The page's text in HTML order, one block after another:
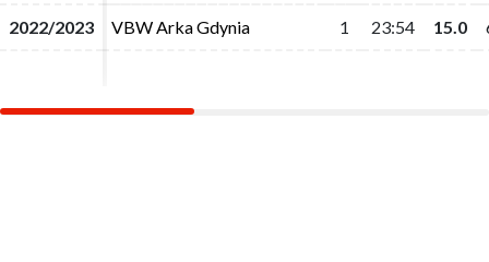
2022/2023 VBW Arka Gdynia 1 23:54 15.0
2022/2023 VBW Arka Gdynia 1 23:54 15.0